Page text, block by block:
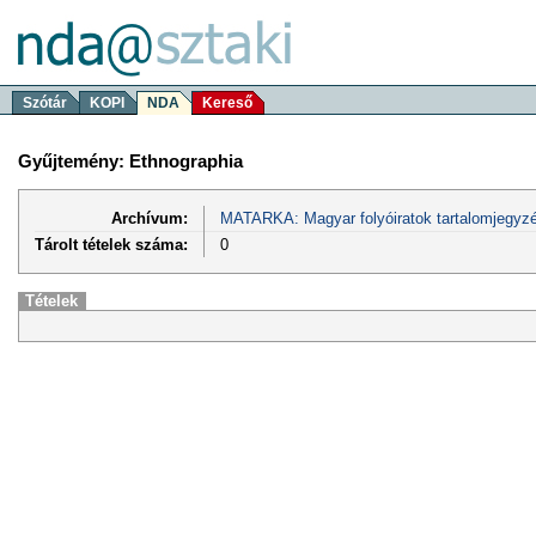
Szótár KOPI NDA Kereső
Gyűjtemény: Ethnographia
Archívum:
MATARKA: Magyar folyóiratok
Tárolt tételek száma:
0
Tételek